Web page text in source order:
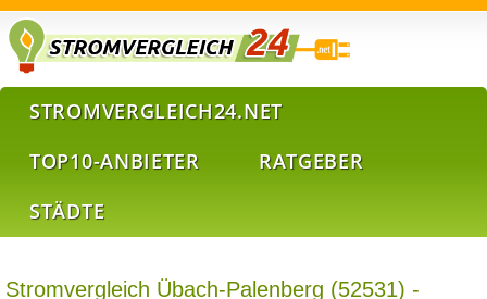
STROMVERGLEICH24.NET
TOP10-ANBIETER
RATGEBER
STÄDTE
Stromvergleich Übach-Palenberg (52531) -